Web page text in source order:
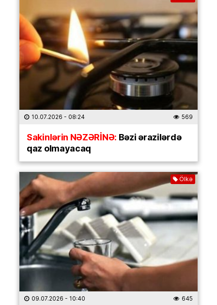
10.07.2026 - 08:24 569
Sakinlərin NƏZƏRİNƏ: Bəzi ərazilərdə
qaz olmayacaq
Ölkə
09.07.2026 - 10:40 645